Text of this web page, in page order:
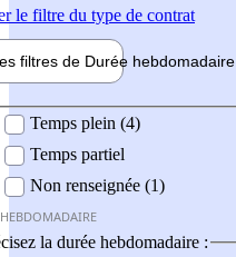
le filtre du type de contrat
filtres de Durée hebdomadaire
Temps plein (4)
Temps partiel
Non renseignée (1)
la durée hebdomadaire :